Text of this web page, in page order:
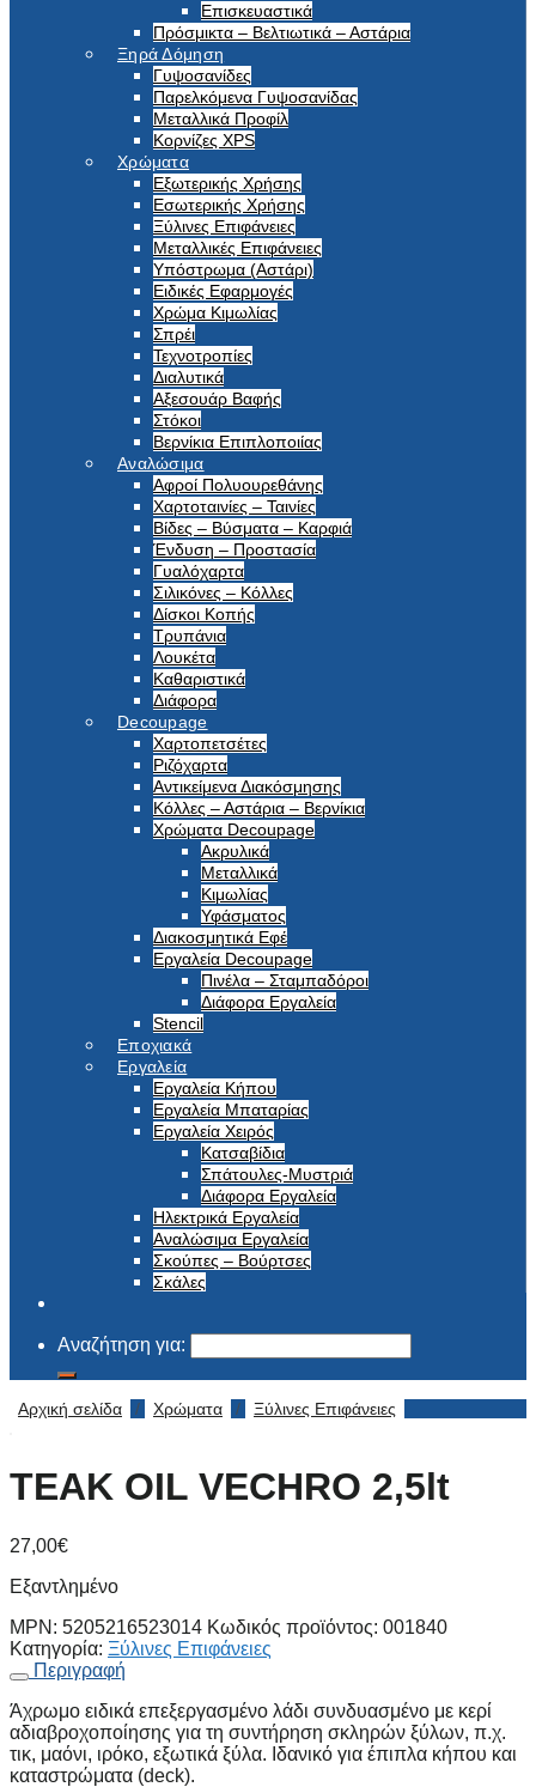
Επισκευαστικά
Πρόσμικτα – Βελτιωτικά – Αστάρια
Ξηρά Δόμηση
Γυψοσανίδες
Παρελκόμενα Γυψοσανίδας
Μεταλλικά Προφίλ
Κορνίζες XPS
Χρώματα
Εξωτερικής Χρήσης
Εσωτερικής Χρήσης
Ξύλινες Επιφάνειες
Μεταλλικές Επιφάνειες
Υπόστρωμα (Αστάρι)
Ειδικές Εφαρμογές
Χρώμα Κιμωλίας
Σπρέι
Τεχνοτροπίες
Διαλυτικά
Αξεσουάρ Βαφής
Στόκοι
Βερνίκια Επιπλοποιίας
Αναλώσιμα
Αφροί Πολυουρεθάνης
Χαρτοταινίες – Ταινίες
Βίδες – Βύσματα – Καρφιά
Ένδυση – Προστασία
Γυαλόχαρτα
Σιλικόνες – Κόλλες
Δίσκοι Κοπής
Τρυπάνια
Λουκέτα
Καθαριστικά
Διάφορα
Decoupage
Χαρτοπετσέτες
Ριζόχαρτα
Αντικείμενα Διακόσμησης
Κόλλες – Αστάρια – Βερνίκια
Χρώματα Decoupage
Ακρυλικά
Μεταλλικά
Κιμωλίας
Υφάσματος
Διακοσμητικά Εφέ
Εργαλεία Decoupage
Πινέλα – Σταμπαδόροι
Διάφορα Εργαλεία
Stencil
Εποχιακά
Εργαλεία
Εργαλεία Κήπου
Εργαλεία Μπαταρίας
Εργαλεία Χειρός
Κατσαβίδια
Σπάτουλες-Μυστριά
Διάφορα Εργαλεία
Ηλεκτρικά Εργαλεία
Αναλώσιμα Εργαλεία
Σκούπες – Βούρτσες
Σκάλες
Αναζήτηση για:
Αρχική σελίδα / Χρώματα / Ξύλινες Επιφάνειες
TEAK OIL VECHRO 2,5lt
27,00€
Εξαντλημένο
MPN: 5205216523014 Κωδικός προϊόντος: 001840
Κατηγορία: Ξύλινες Επιφάνειες
Περιγραφή
Άχρωμο ειδικά επεξεργασμένο λάδι συνδυασμένο με κερί
αδιαβροχοποίησης για τη συντήρηση σκληρών ξύλων, π.χ.
τικ, μαόνι, ιρόκο, εξωτικά ξύλα. Ιδανικό για έπιπλα κήπου και
καταστρώματα (deck).